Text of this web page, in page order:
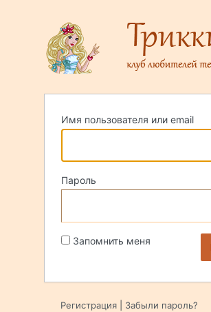
Имя пользователя или email
Пароль
Запомнить меня
Регистрация Забыли пароль?